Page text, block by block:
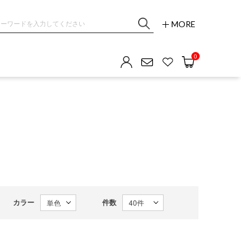
MORE
0
カラー 件数